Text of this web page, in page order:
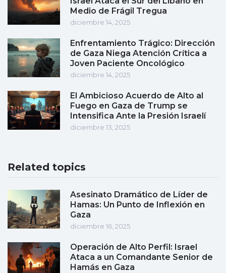
Medio de Frágil Tregua
diciembre 14, 2025
Enfrentamiento Trágico: Dirección
de Gaza Niega Atención Crítica a
Joven Paciente Oncológico
diciembre 14, 2025
El Ambicioso Acuerdo de Alto al
Fuego en Gaza de Trump se
Intensifica Ante la Presión Israelí
diciembre 13, 2025
Related topics
Asesinato Dramático de Líder de
Hamas: Un Punto de Inflexión en
Gaza
diciembre 16, 2025
Operación de Alto Perfil: Israel
Ataca a un Comandante Senior de
Hamás en Gaza